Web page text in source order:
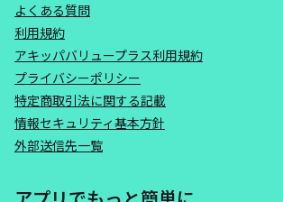
よくある質問
利用規約
アキッパバリュープラス利用規約
プライバシーポリシー
特定商取引法に関する記載
情報セキュリティ基本方針
外部送信先一覧